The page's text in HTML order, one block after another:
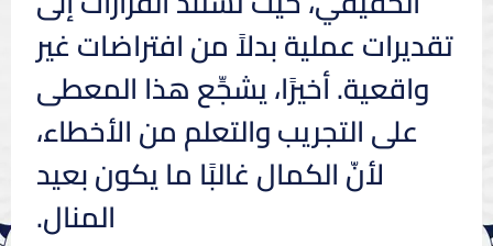
تقديرات عملية بدلاً من افتراضات غير
واقعية. أخيرًا، يشجِّع هذا المعطى
على التجريب والتعلم من الأخطاء،
لأنّ الكمال غالبًا ما يكون بعيد
المنال.